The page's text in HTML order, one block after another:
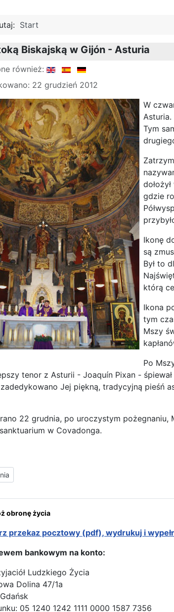
Start
Biskajską w Gijón - Asturia
również:
22 grudzień 2012
W
Tym
gdzie
Ikonę
są
Był to
którą
Ikona
tym
Mszy
Po
tenor z Asturii - Joaquín Pixan -
Jej piękną, tradycyjną pieśń
22 grudnia, po uroczystym pożegnaniu,
w Covadonga.
strona: Covadonga – u Matki Bożej Królowej Asturii
obronę życia
przekaz pocztowy (pdf), wydrukuj i
bankowym na konto:
Ludzkiego Życia
Dolina 47/1a
05 1240 1242 1111 0000 1587 7356